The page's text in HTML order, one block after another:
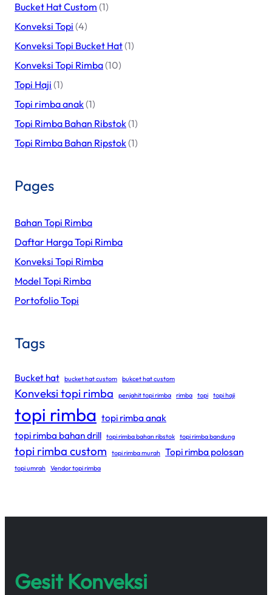
Bucket Hat Custom (1)
Konveksi Topi (4)
Konveksi Topi Bucket Hat(1)
Konveksi Topi Rimba(10)
Topi Haji (1)
Topi rimba anak(1)
Topi Rimba Bahan Ribstok(1)
Topi Rimba Bahan Ripstok(1)
Pages
Bahan Topi Rimba
Daftar Harga Topi Rimba
Konveksi Topi Rimba
Model Topi Rimba
Portofolio Topi
Tags
Bucket hat bucket hat custom bukcet hat custom
Konveksi topi rimba penjahit topi rimba rimba topi topi haji
topi rimba topi rimba anak
topi rimba bahan drill topi rimba bahan ribstok topi rimba bandung
topi rimba custom topi rimba murah Topi rimba polosan
topi umrah Vendor topi rimba
Gesit Konveksi